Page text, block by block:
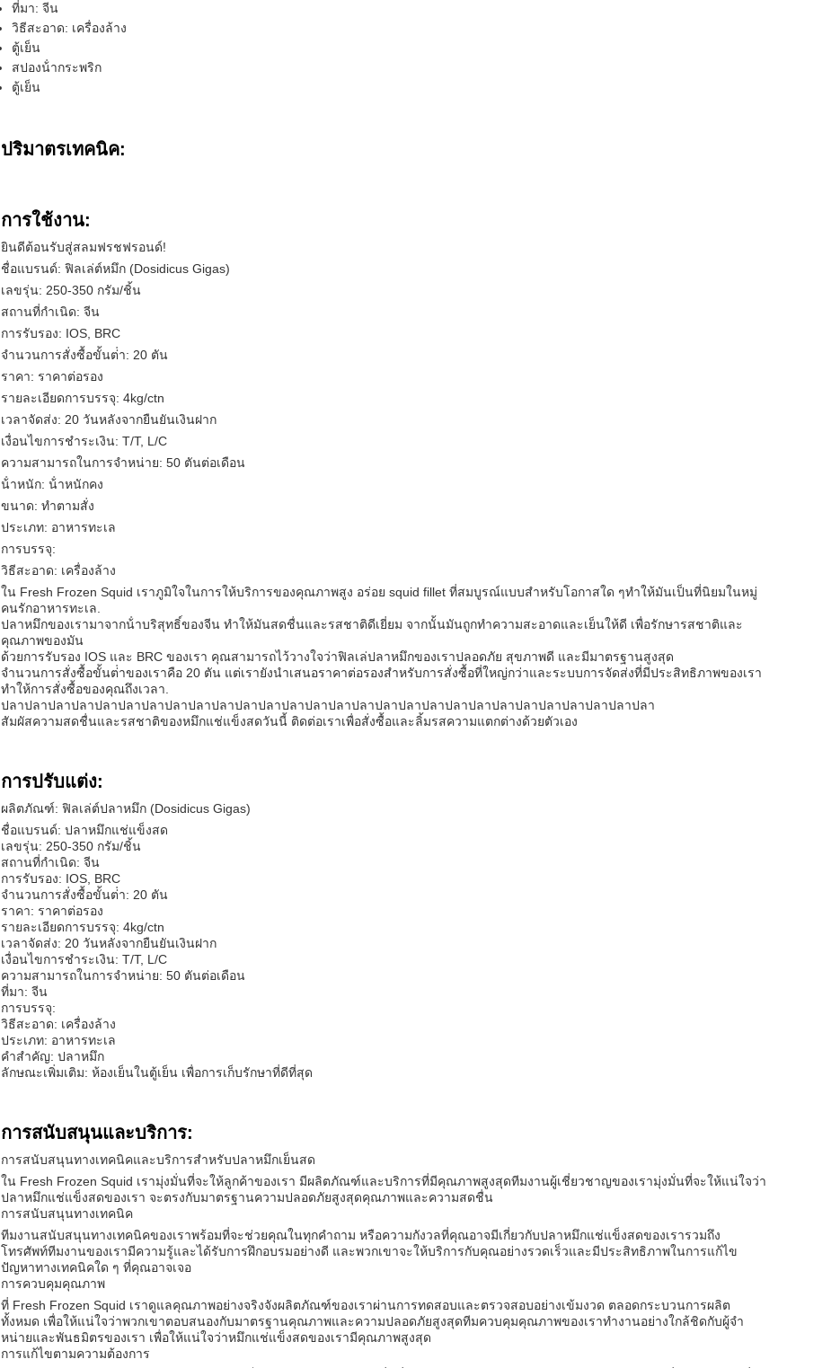
ที่มา: จีน
วิธีสะอาด: เครื่องล้าง
ตู้เย็น
สปองน้ํากระพริก
ตู้เย็น
ปริมาตรเทคนิค:
การใช้งาน:
ยินดีต้อนรับสู่สลมฟรชฟรอนด์!
ชื่อแบรนด์: ฟิลเล่ต์หมึก (Dosidicus Gigas)
เลขรุ่น: 250-350 กรัม/ชิ้น
สถานที่กําเนิด: จีน
การรับรอง: IOS, BRC
จํานวนการสั่งซื้อขั้นต่ํา: 20 ตัน
ราคา: ราคาต่อรอง
รายละเอียดการบรรจุ: 4kg/ctn
เวลาจัดส่ง: 20 วันหลังจากยืนยันเงินฝาก
เงื่อนไขการชําระเงิน: T/T, L/C
ความสามารถในการจําหน่าย: 50 ตันต่อเดือน
น้ําหนัก: น้ําหนักคง
ขนาด: ทําตามสั่ง
ประเภท: อาหารทะเล
การบรรจุ:
วิธีสะอาด: เครื่องล้าง
ใน Fresh Frozen Squid เราภูมิใจในการให้บริการของคุณภาพสูง อร่อย squid fillet ที่สมบูรณ์แบบสําหรับโอกาสใด ๆทําให้มันเป็นที่นิยมในหมู่
คนรักอาหารทะเล.
ปลาหมึกของเรามาจากน้ําบริสุทธิ์ของจีน ทําให้มันสดชื่นและรสชาติดีเยี่ยม จากนั้นมันถูกทําความสะอาดและเย็นให้ดี เพื่อรักษารสชาติและ
คุณภาพของมัน
ด้วยการรับรอง IOS และ BRC ของเรา คุณสามารถไว้วางใจว่าฟิลเล่ปลาหมึกของเราปลอดภัย สุขภาพดี และมีมาตรฐานสูงสุด
จํานวนการสั่งซื้อขั้นต่ําของเราคือ 20 ตัน แต่เรายังนําเสนอราคาต่อรองสําหรับการสั่งซื้อที่ใหญ่กว่าและระบบการจัดส่งที่มีประสิทธิภาพของเรา
ทําให้การสั่งซื้อของคุณถึงเวลา.
ปลาปลาปลาปลาปลาปลาปลาปลาปลาปลาปลาปลาปลาปลาปลาปลาปลาปลาปลาปลาปลาปลาปลาปลาปลาปลาปลาปลา
สัมผัสความสดชื่นและรสชาติของหมึกแช่แข็งสดวันนี้ ติดต่อเราเพื่อสั่งซื้อและลิ้มรสความแตกต่างด้วยตัวเอง
การปรับแต่ง:
ผลิตภัณฑ์: ฟิลเล่ต์ปลาหมึก (Dosidicus Gigas)
ชื่อแบรนด์: ปลาหมึกแช่แข็งสด
เลขรุ่น: 250-350 กรัม/ชิ้น
สถานที่กําเนิด: จีน
การรับรอง: IOS, BRC
จํานวนการสั่งซื้อขั้นต่ํา: 20 ตัน
ราคา: ราคาต่อรอง
รายละเอียดการบรรจุ: 4kg/ctn
เวลาจัดส่ง: 20 วันหลังจากยืนยันเงินฝาก
เงื่อนไขการชําระเงิน: T/T, L/C
ความสามารถในการจําหน่าย: 50 ตันต่อเดือน
ที่มา: จีน
การบรรจุ:
วิธีสะอาด: เครื่องล้าง
ประเภท: อาหารทะเล
คําสําคัญ: ปลาหมึก
ลักษณะเพิ่มเติม: ห้องเย็นในตู้เย็น เพื่อการเก็บรักษาที่ดีที่สุด
การสนับสนุนและบริการ:
การสนับสนุนทางเทคนิคและบริการสําหรับปลาหมึกเย็นสด
ใน Fresh Frozen Squid เรามุ่งมั่นที่จะให้ลูกค้าของเรา มีผลิตภัณฑ์และบริการที่มีคุณภาพสูงสุดทีมงานผู้เชี่ยวชาญของเรามุ่งมั่นที่จะให้แน่ใจว่า
ปลาหมึกแช่แข็งสดของเรา จะตรงกับมาตรฐานความปลอดภัยสูงสุดคุณภาพและความสดชื่น
การสนับสนุนทางเทคนิค
ทีมงานสนับสนุนทางเทคนิคของเราพร้อมที่จะช่วยคุณในทุกคําถาม หรือความกังวลที่คุณอาจมีเกี่ยวกับปลาหมึกแช่แข็งสดของเรารวมถึง
โทรศัพท์ทีมงานของเรามีความรู้และได้รับการฝึกอบรมอย่างดี และพวกเขาจะให้บริการกับคุณอย่างรวดเร็วและมีประสิทธิภาพในการแก้ไข
ปัญหาทางเทคนิคใด ๆ ที่คุณอาจเจอ
การควบคุมคุณภาพ
ที่ Fresh Frozen Squid เราดูแลคุณภาพอย่างจริงจังผลิตภัณฑ์ของเราผ่านการทดสอบและตรวจสอบอย่างเข้มงวด ตลอดกระบวนการผลิต
ทั้งหมด เพื่อให้แน่ใจว่าพวกเขาตอบสนองกับมาตรฐานคุณภาพและความปลอดภัยสูงสุดทีมควบคุมคุณภาพของเราทํางานอย่างใกล้ชิดกับผู้จํา
หน่ายและพันธมิตรของเรา เพื่อให้แน่ใจว่าหมึกแช่แข็งสดของเรามีคุณภาพสูงสุด
การแก้ไขตามความต้องการ